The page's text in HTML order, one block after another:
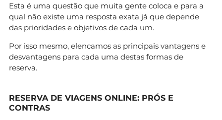
Esta é uma questão que muita gente coloca e para a
qual não existe uma resposta exata já que depende
das prioridades e objetivos de cada um.
Por isso mesmo, elencamos as principais vantagens e
desvantagens para cada uma destas formas de
reserva.
RESERVA DE VIAGENS ONLINE: PRÓS E
CONTRAS